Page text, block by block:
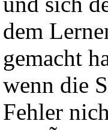
dem
gemacht
wenn die
Fehler